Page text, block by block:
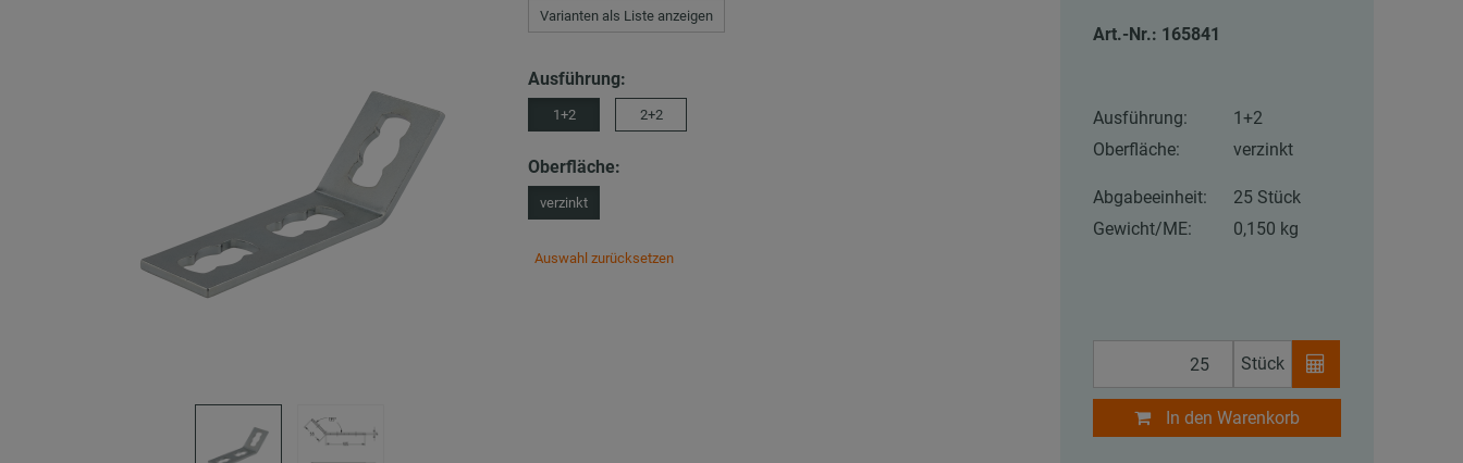
Varianten als Liste anzeigen
Ausführung:
1+2 2+2
Oberfläche:
verzinkt
Auswahl zurücksetzen
Art.-Nr.: 165841
Ausführung:
1+2
Oberfläche:
verzinkt
Abgabeeinheit:
25 Stück
Gewicht/ME:
0,150 kg
Stück
In den Warenkorb